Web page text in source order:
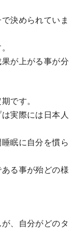
決められていま
が上がる事が分
です。
実際には日本人
眠に自分を慣ら
る事が殆どの様
、自分がどのタ